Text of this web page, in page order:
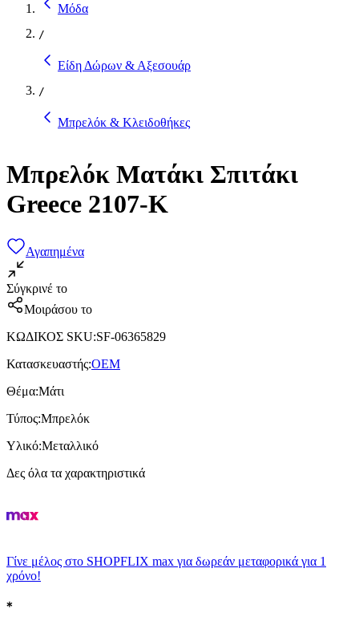
Μόδα
/
Είδη Δώρων & Αξεσουάρ
/
Μπρελόκ & Κλειδοθήκες
Μπρελόκ Ματάκι Σπιτάκι
Greece 2107-K
Αγαπημένα
Σύγκρινέ το
Μοιράσου το
ΚΩΔΙΚΟΣ SKU:SF-06365829
Κατασκευαστής:OEM
Θέμα:Μάτι
Τύπος:Μπρελόκ
Υλικό:Μεταλλικό
Δες όλα τα χαρακτηριστικά
Γίνε μέλος στο SHOPFLIX max για δωρεάν μεταφορικά για 1
χρόνο!